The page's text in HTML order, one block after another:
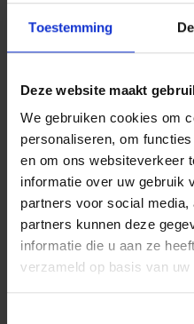
Toestemming
Deze website maakt
We gebruiken cookies om
personaliseren, om
en om ons websiteverkeer
informatie over uw gebruik
partners voor social
partners kunnen deze
informatie die u aan ze
verzameld op basis van